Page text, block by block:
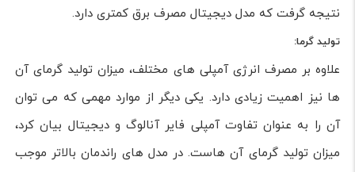
نتیجه گرفت که مدل دیجیتال مصرف برق کمتری دارد.
تولید گرما:
علاوه بر مصرف انرژی آمپلی های مختلف، میزان تولید گرمای آن
ها نیز اهمیت زیادی دارد. یکی دیگر از موارد مهمی که می توان
آن را به عنوان تفاوت آمپلی فایر آنالوگ و دیجیتال بیان کرد،
میزان تولید گرمای آن هاست. در مدل های راندمان بالاتر موجب